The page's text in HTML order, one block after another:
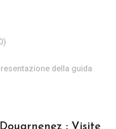
della guida
: Visite